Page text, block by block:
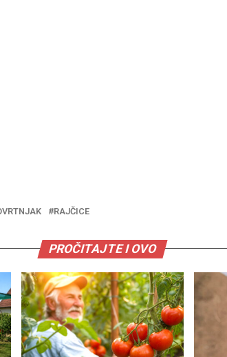
RAJČICE
PROČITAJTE I OVO